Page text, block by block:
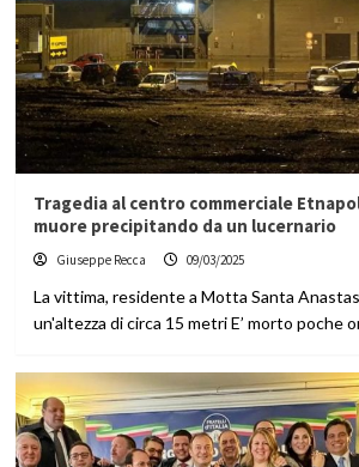
Tragedia al centro commerciale
muore precipitando da un lucernario
Giuseppe Recca 09/03/2025
La vittima, residente a Motta Santa
un'altezza di circa 15 metri E’ morto poche